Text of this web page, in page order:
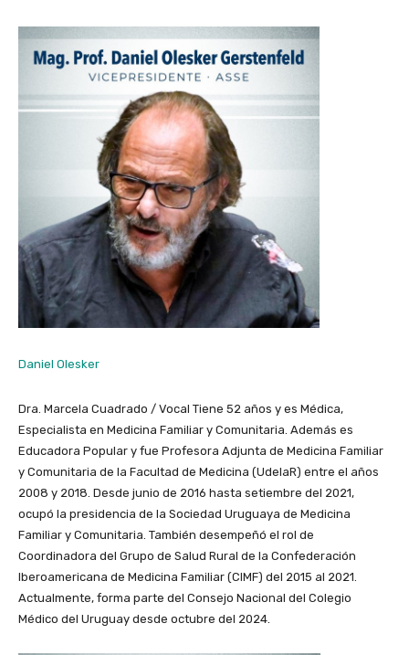
Daniel Olesker
Dra. Marcela Cuadrado / Vocal Tiene 52 años y es Médica,
Especialista en Medicina Familiar y Comunitaria. Además es
Educadora Popular y fue Profesora Adjunta de Medicina Familiar
y Comunitaria de la Facultad de Medicina (UdelaR) entre el años
2008 y 2018. Desde junio de 2016 hasta setiembre del 2021,
ocupó la presidencia de la Sociedad Uruguaya de Medicina
Familiar y Comunitaria. También desempeñó el rol de
Coordinadora del Grupo de Salud Rural de la Confederación
Iberoamericana de Medicina Familiar (CIMF) del 2015 al 2021.
Actualmente, forma parte del Consejo Nacional del Colegio
Médico del Uruguay desde octubre del 2024.